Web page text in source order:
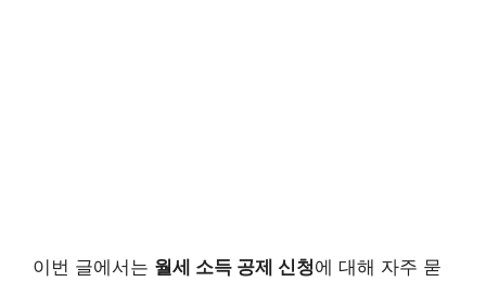
이번 글에서는 월세 소득 공제 신청에 대해 자주 묻